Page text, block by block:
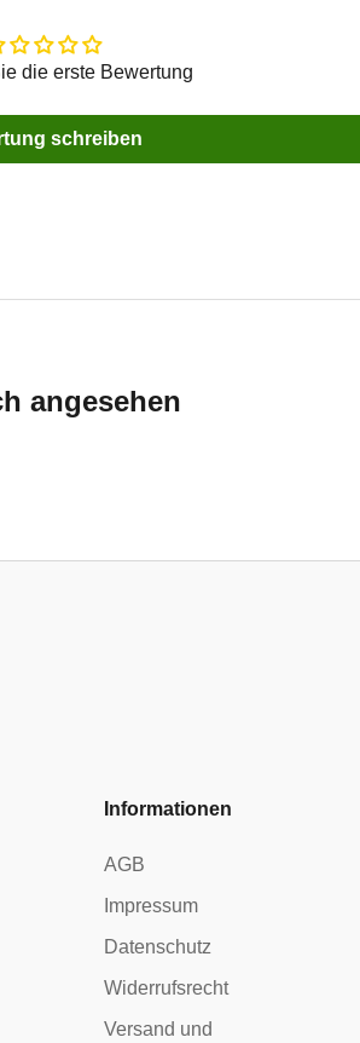
die erste Bewertung
schreiben
angesehen
Informationen
AGB
Impressum
Datenschutz
Widerrufsrecht
Versand und